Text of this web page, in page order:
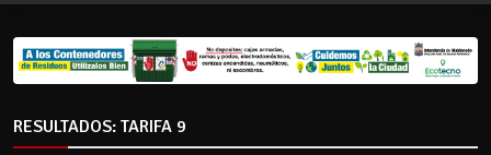
RESULTADOS: TARIFA 9